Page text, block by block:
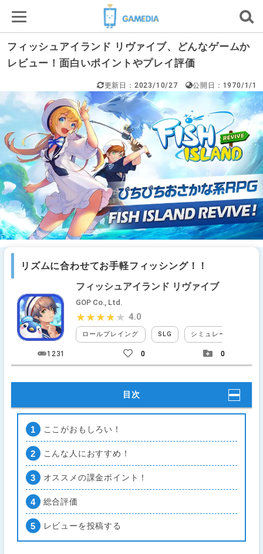
フィッシュアイランド リヴァイブ、どんなゲームか
レビュー！面白いポイントやプレイ評価
更新日：2023/10/27 公開日：1970/1/1
リズムに合わせてお手軽フィッシング！！
フィッシュアイランド リヴァイブ
GOP Co., Ltd.
ロールプレイング SLG シミュレーションRPG
★★★★★
★★★★★ 4.0
1231 0 0
目次
ここがおもしろい！
こんな人におすすめ！
オススメの課金ポイント！
総合評価
レビューを投稿する